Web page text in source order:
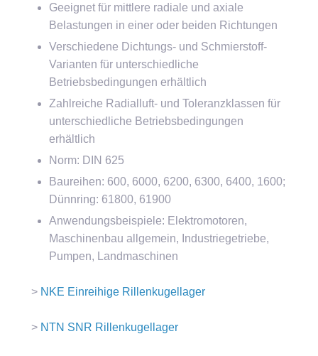
Geeignet für mittlere radiale und axiale
Belastungen in einer oder beiden Richtungen
Verschiedene Dichtungs- und Schmierstoff-
Varianten für unterschiedliche
Betriebsbedingungen erhältlich
Zahlreiche Radialluft- und Toleranzklassen für
unterschiedliche Betriebsbedingungen
erhältlich
Norm: DIN 625
Baureihen: 600, 6000, 6200, 6300, 6400, 1600;
Dünnring: 61800, 61900
Anwendungsbeispiele: Elektromotoren,
Maschinenbau allgemein, Industriegetriebe,
Pumpen, Landmaschinen
> NKE Einreihige Rillenkugellager
> NTN SNR Rillenkugellager